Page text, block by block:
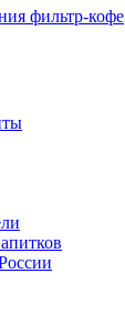
фильтр-кофе